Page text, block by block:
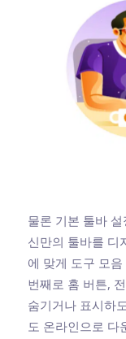
물론 기본 툴바
신만의 툴바를 디
에 맞게 도구 모
번째로 홈 버튼,
숨기거나 표시하
도 온라인으로 다